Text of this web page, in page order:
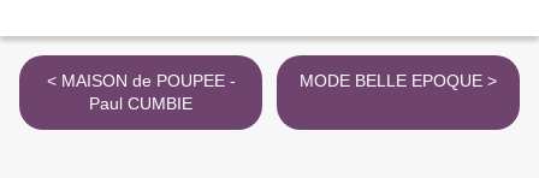
< MAISON de POUPEE -
Paul CUMBIE
MODE BELLE EPOQUE >